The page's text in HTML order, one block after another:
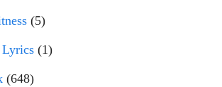
(5)
(1)
(648)